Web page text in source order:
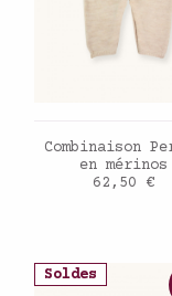
AJOUTER AU
Combinaison
en mérinos
Prix
62,50 €
Soldes